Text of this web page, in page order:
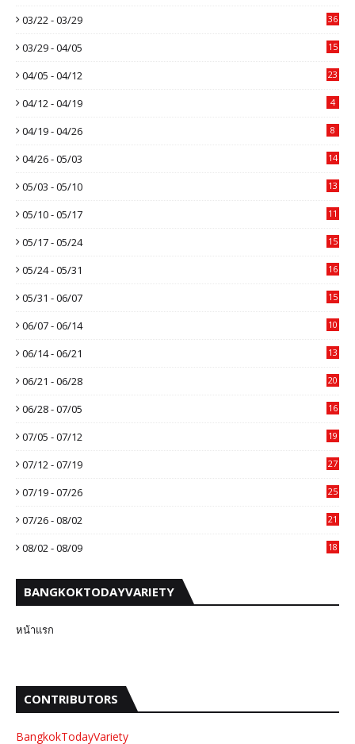
03/22 - 03/29 36
03/29 - 04/05 15
04/05 - 04/12 23
04/12 - 04/19 4
04/19 - 04/26 8
04/26 - 05/03 14
05/03 - 05/10 13
05/10 - 05/17 11
05/17 - 05/24 15
05/24 - 05/31 16
05/31 - 06/07 15
06/07 - 06/14 10
06/14 - 06/21 13
06/21 - 06/28 20
06/28 - 07/05 16
07/05 - 07/12 19
07/12 - 07/19 27
07/19 - 07/26 25
07/26 - 08/02 21
08/02 - 08/09 18
BANGKOKTODAYVARIETY
หน้าแรก
CONTRIBUTORS
BangkokTodayVariety